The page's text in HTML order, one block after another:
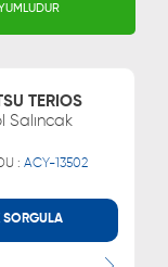
TERIOS
Salıncak
: ACY-13502
SORGULA